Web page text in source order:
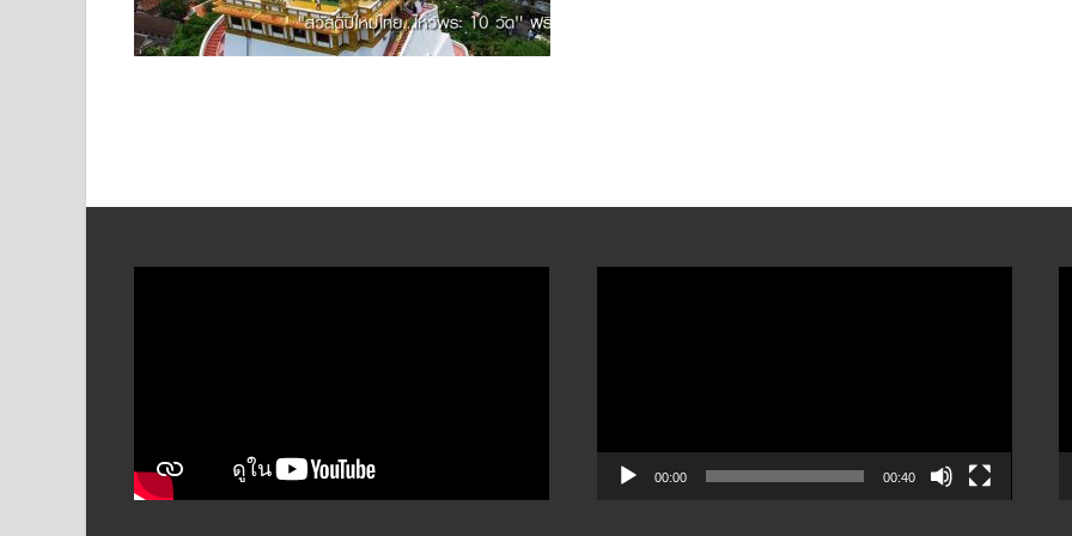
00:00 00:40